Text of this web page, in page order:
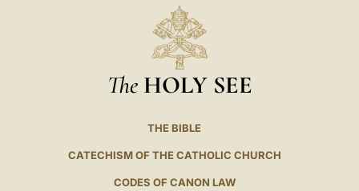
The HOLY SEE
THE BIBLE
CATECHISM OF THE CATHOLIC CHURCH
CODES OF CANON LAW